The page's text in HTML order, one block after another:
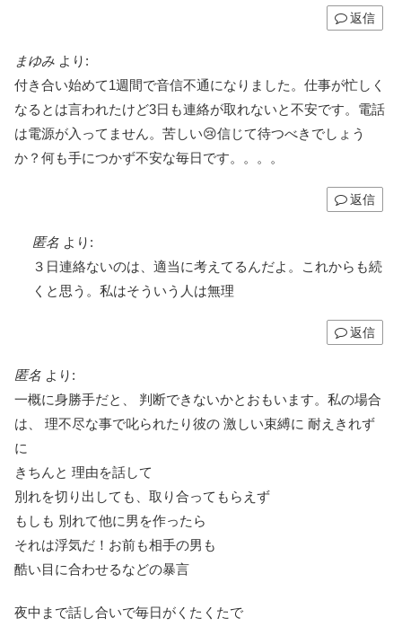
返信
まゆみ より:
付き合い始めて1週間で音信不通になりました。仕事が忙しく
なるとは言われたけど3日も連絡が取れないと不安です。電話
は電源が入ってません。苦しい😢信じて待つべきでしょう
か？何も手につかず不安な毎日です。。。。
返信
匿名 より:
３日連絡ないのは、適当に考えてるんだよ。これからも続
くと思う。私はそういう人は無理
返信
匿名 より:
一概に身勝手だと、 判断できないかとおもいます。私の場合
は、 理不尽な事で叱られたり彼の 激しい束縛に 耐えきれず
に
きちんと 理由を話して
別れを切り出しても、取り合ってもらえず
もしも 別れて他に男を作ったら
それは浮気だ！お前も相手の男も
酷い目に合わせるなどの暴言
夜中まで話し合いで毎日がくたくたで